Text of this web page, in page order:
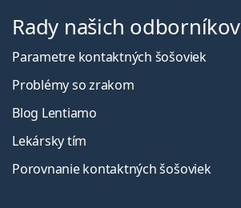
Rady našich odborníkov
Parametre kontaktných šošoviek
Problémy so zrakom
Blog Lentiamo
Lekársky tím
Porovnanie kontaktných šošoviek